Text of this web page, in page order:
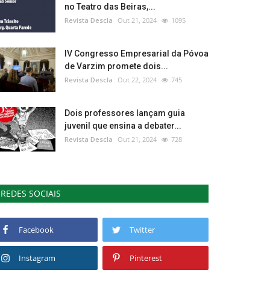
no Teatro das Beiras,...
Revista Descla Out 21, 2024 1095
IV Congresso Empresarial da Póvoa
de Varzim promete dois...
Revista Descla Out 22, 2024 745
Dois professores lançam guia
juvenil que ensina a debater...
Revista Descla Out 21, 2024 728
REDES SOCIAIS
Facebook Twitter
Instagram Pinterest